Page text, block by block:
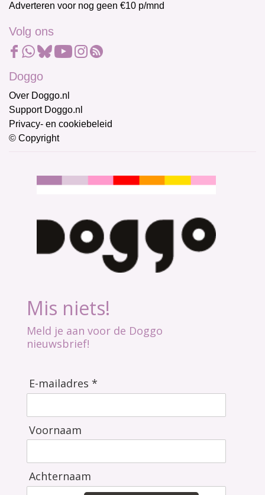
Adverteren voor nog geen €10 p/mnd
Volg ons
Doggo
Over Doggo.nl
Support Doggo.nl
Privacy- en cookiebeleid
© Copyright
Mis niets!
Meld je aan voor de Doggo
nieuwsbrief!
E-mailadres *
Voornaam
Achternaam